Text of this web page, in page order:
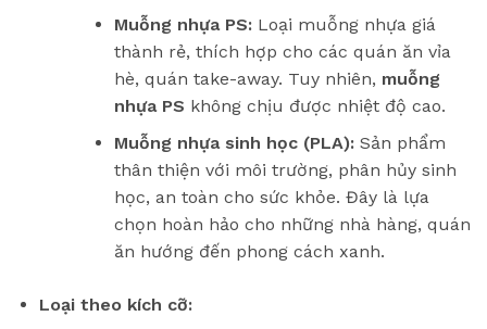
Muỗng nhựa PS:Loại muỗng nhựa giá
thành rẻ, thích hợp cho các quán ăn vỉa
hè, quán take-away. Tuy nhiên, muỗng
nhựa PS không chịu được nhiệt độ cao.
Muỗng nhựa sinh học (PLA):Sản phẩm
thân thiện với môi trường, phân hủy sinh
học, an toàn cho sức khỏe. Đây là lựa
chọn hoàn hảo cho những nhà hàng, quán
ăn hướng đến phong cách xanh.
Loại theo kích cỡ: